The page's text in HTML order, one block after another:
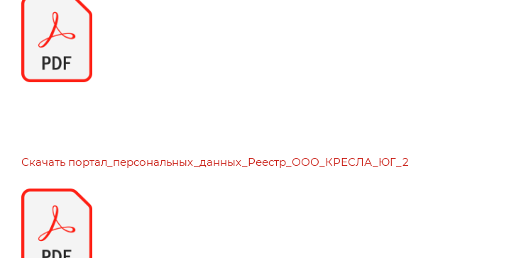
Скачать портал_персональных_данных_Реестр_ООО_КРЕСЛА_ЮГ_2